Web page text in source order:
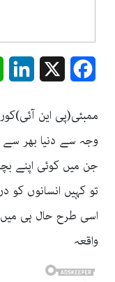
Facebook
ممبئی(پی این
وجہ سے دنیا بھر سے
تو کہیں انسانوں
اسی طرح حال ہی میں
واقعہ